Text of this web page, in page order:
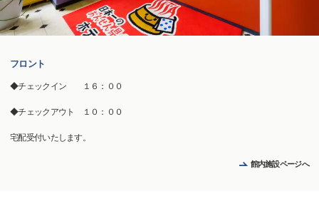
フロント
◆チェックイン １６：００
◆チェックアウト １０：００
宅配受付いたします。
館内施設ページへ